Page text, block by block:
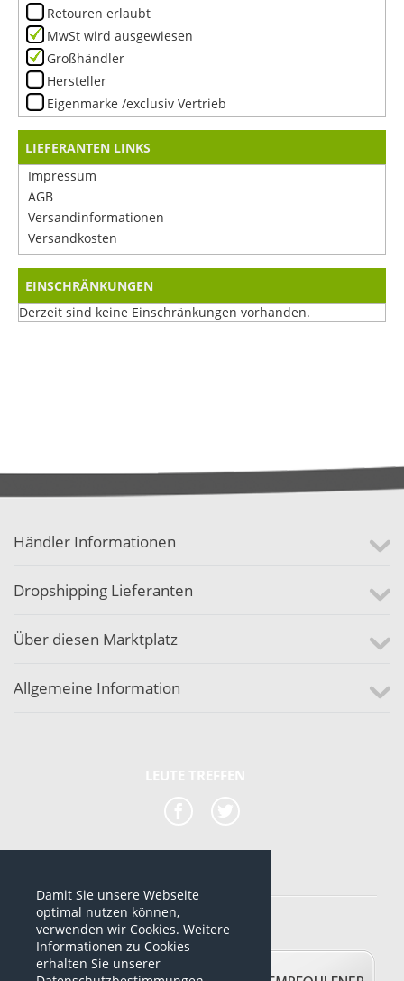
Retouren erlaubt
MwSt wird ausgewiesen
Großhändler
Hersteller
Eigenmarke /exclusiv Vertrieb
LIEFERANTEN LINKS
Impressum
AGB
Versandinformationen
Versandkosten
EINSCHRÄNKUNGEN
Derzeit sind keine Einschränkungen vorhanden.
Händler Informationen
Dropshipping Lieferanten
Über diesen Marktplatz
Allgemeine Information
*alle Preise sind netto Preise
© 2012-2026 www.dropshipping-marktplatz.de
Damit Sie unsere Webseite
optimal nutzen können,
verwenden wir Cookies. Weitere
Informationen zu Cookies
erhalten Sie unserer